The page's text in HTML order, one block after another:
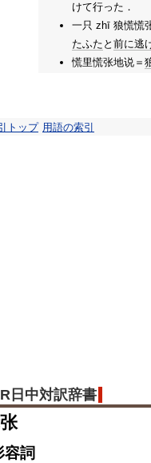
けて行った．
一只 zhī 狼慌慌
たふた と 前に逃
慌里慌张地说＝
トップ 用語の索引
日中対訳辞書
容詞